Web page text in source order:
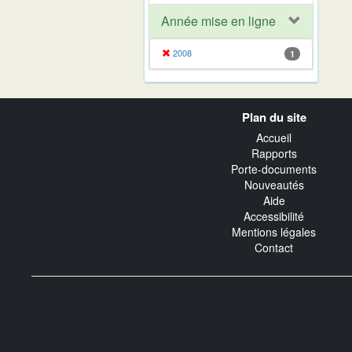
Année mise en ligne
2008 1
Plan du site
Accueil
Rapports
Porte-documents
Nouveautés
Aide
Accessibilité
Mentions légales
Contact